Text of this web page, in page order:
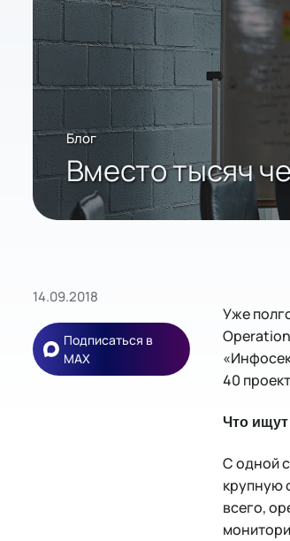
Блог
Вместо тысяч
14.09.2018
Подписаться в
MAX
Уже
40
Что
С одной
крупную
всего,